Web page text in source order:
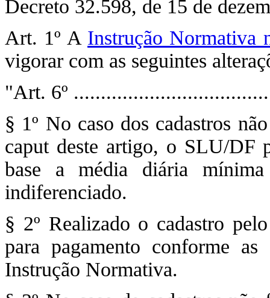
Decreto 32.598, de 15 de
Art. 1º A Instrução Normativa
vigorar com as seguintes
"Art. 6º
§ 1º No caso dos cadastros
caput deste artigo, o SLU/DF
base a média diária
indiferenciado.
§ 2º Realizado o cadastro
para pagamento conforme
Instrução Normativa.